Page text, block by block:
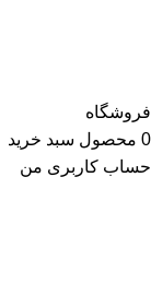
فروشگاه
0 محصول سبد خرید
حساب کاربری من